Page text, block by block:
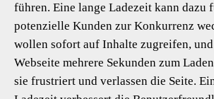
führen. Eine lange Ladezeit kann dazu
potenzielle Kunden zur Konkurrenz
wollen sofort auf Inhalte zugreifen,
Webseite mehrere Sekunden zum
sie frustriert und verlassen die Seite.